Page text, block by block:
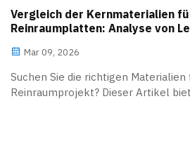
Vergleich der Kernmaterialien
Reinraumplatten: Analyse von
Mar 09, 2026
Suchen Sie die richtigen
Reinraumprojekt? Dieser Artikel